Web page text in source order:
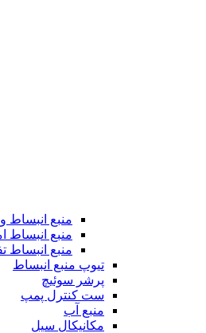
منبع انبساط
منبع انبساط
منبع انبساط
تیوپ منبع انبساط
پرشر سوئیچ
ست کنترل پمپ
منبع آب
مکانیکال سیل